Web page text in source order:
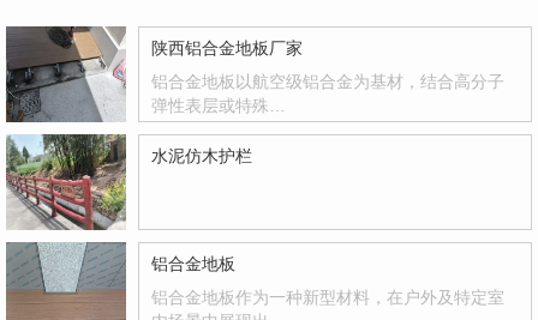
陕西铝合金地板厂家
铝合金地板以航空级铝合金为基材，结合高分子
弹性表层或特殊…
水泥仿木护栏
铝合金地板
铝合金地板作为一种新型材料，在户外及特定室